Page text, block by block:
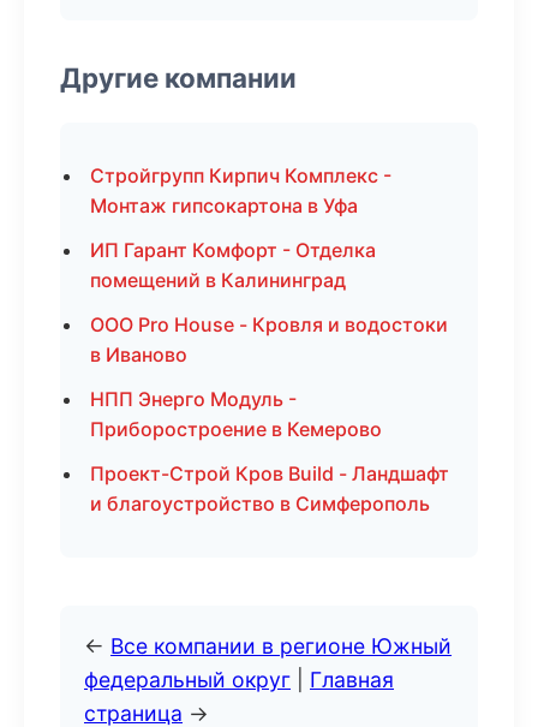
Другие компании
Стройгрупп Кирпич Комплекс -
Монтаж гипсокартона в Уфа
ИП Гарант Комфорт - Отделка
помещений в Калининград
ООО Pro House - Кровля и водостоки
в Иваново
НПП Энерго Модуль -
Приборостроение в Кемерово
Проект-Строй Кров Build - Ландшафт
и благоустройство в Симферополь
← Все компании в регионе Южный
федеральный округ
Главная
страница →